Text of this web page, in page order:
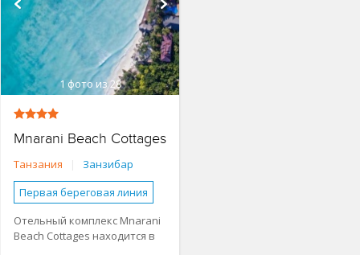
1 фото из 28
Mnarani Beach Cottages
Танзания
Занзибар
Первая береговая линия
Основное здание
Апартаменты
Отельный комплекс Mnarani
Beach Cottages находится в